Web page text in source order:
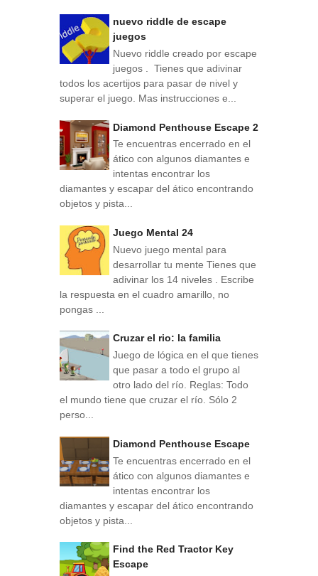
nuevo riddle de escape
juegos
Nuevo riddle creado por escape
juegos . Tienes que adivinar
todos los acertijos para pasar de nivel y
superar el juego. Mas instrucciones e...
Diamond Penthouse Escape 2
Te encuentras encerrado en el
ático con algunos diamantes e
intentas encontrar los
diamantes y escapar del ático encontrando
objetos y pista...
Juego Mental 24
Nuevo juego mental para
desarrollar tu mente Tienes que
adivinar los 14 niveles . Escribe
la respuesta en el cuadro amarillo, no
pongas ...
Cruzar el rio: la familia
Juego de lógica en el que tienes
que pasar a todo el grupo al
otro lado del río. Reglas: Todo
el mundo tiene que cruzar el río. Sólo 2
perso...
Diamond Penthouse Escape
Te encuentras encerrado en el
ático con algunos diamantes e
intentas encontrar los
diamantes y escapar del ático encontrando
objetos y pista...
Find the Red Tractor Key
Escape